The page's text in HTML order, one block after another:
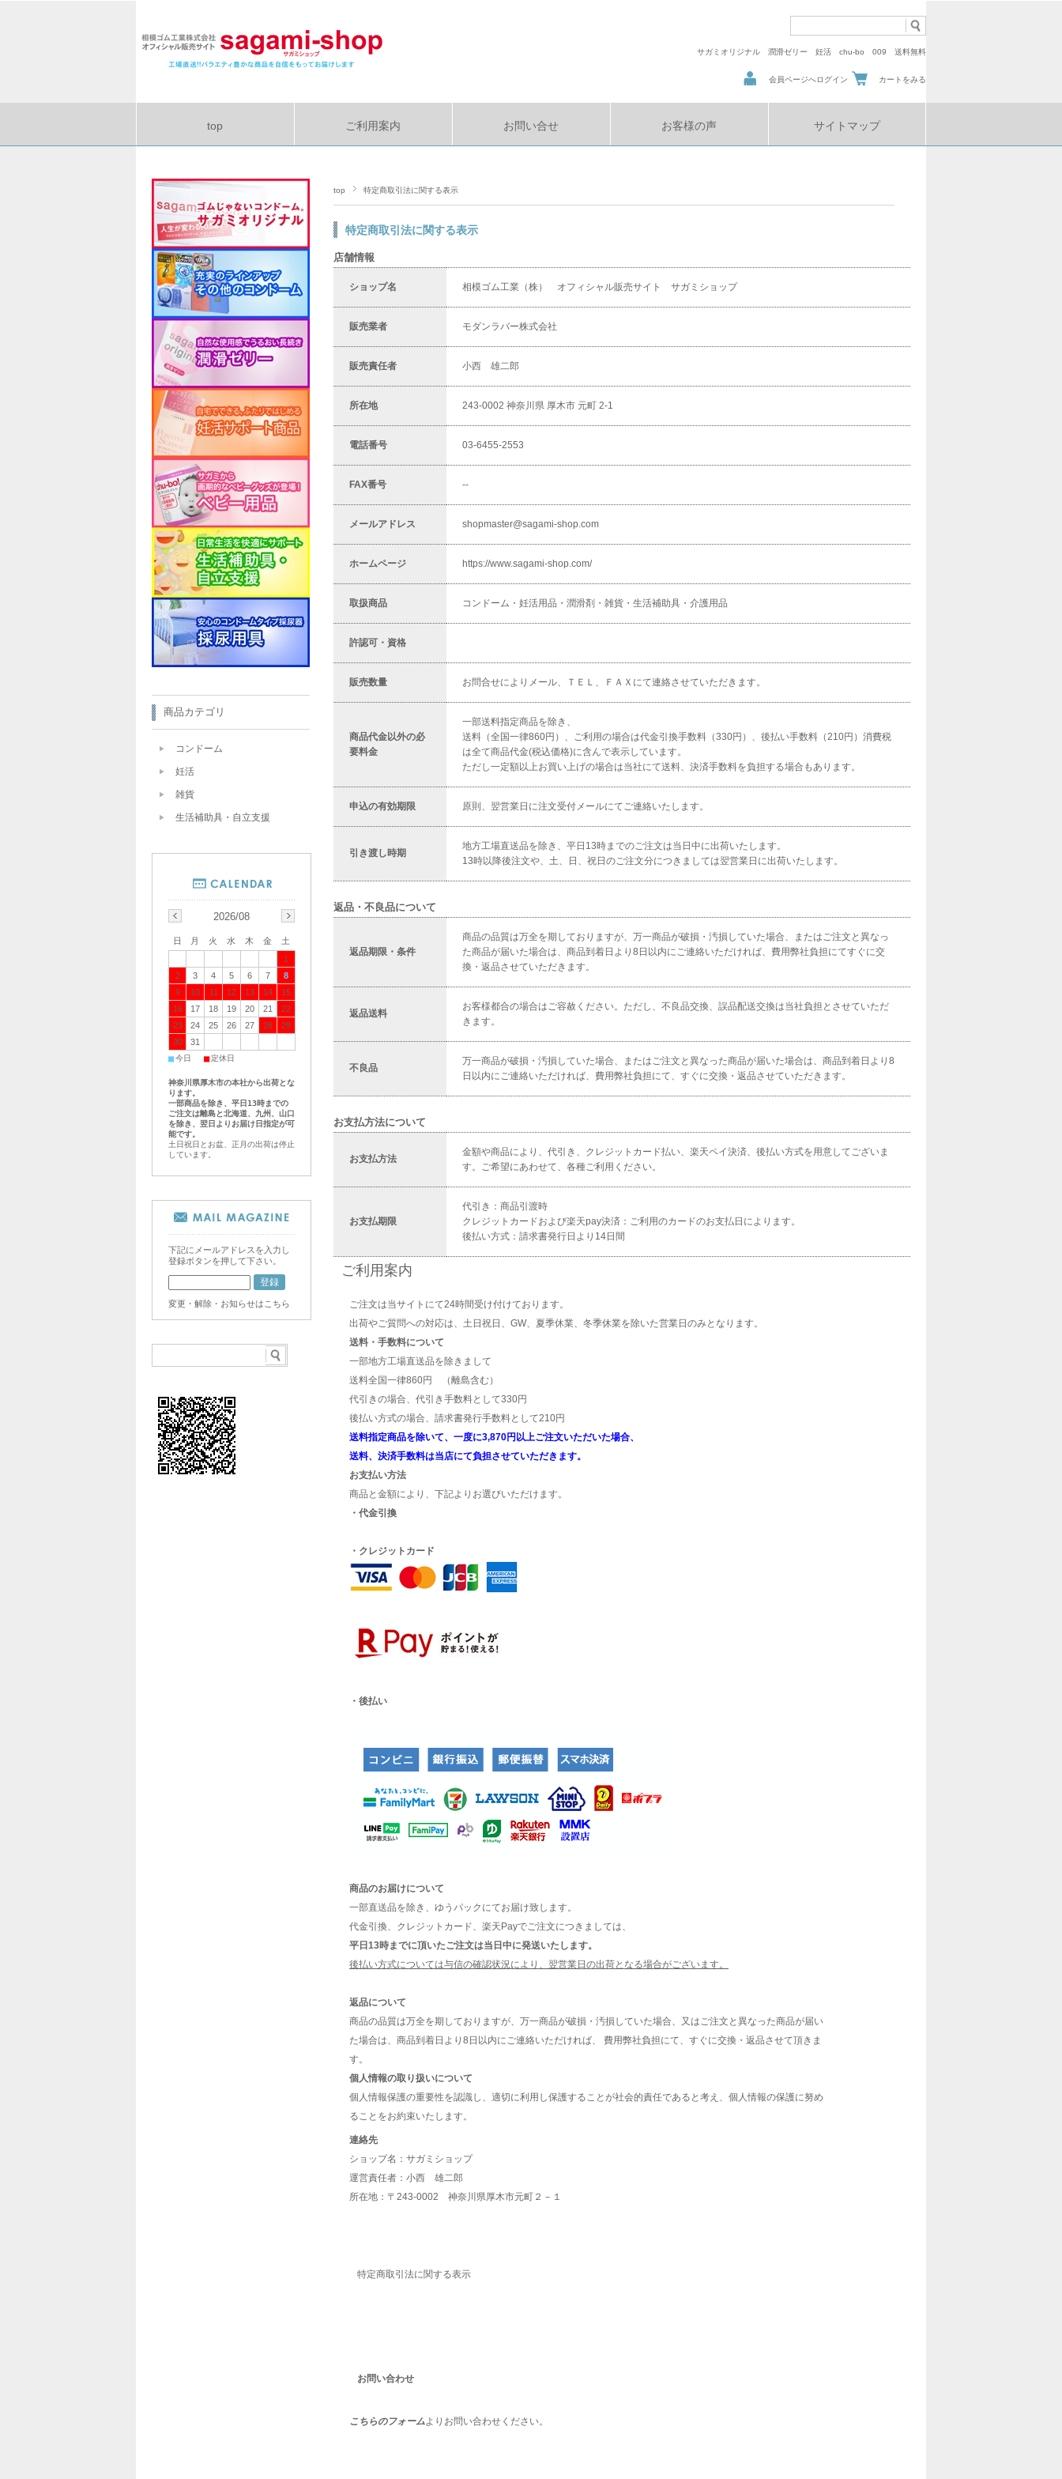
サガミオリジナル 潤滑ゼリー 妊活 chu-bo 009 送料無料
会員ページへログイン カートをみる
top ご利用案内 お問い合せ お客様の声 サイトマップ
top 特定商取引法に関する表示
特定商取引法に関する表示
店舗情報
ショップ名 相模ゴム工業（株） オフィシャル販売サイト サガミショップ
販売業者 モダンラバー株式会社
販売責任者 小西 雄二郎
所在地 243-0002 神奈川県 厚木市 元町 2-1
電話番号 03-6455-2553
FAX番号 --
メールアドレス shopmaster@sagami-shop.com
ホームページ https://www.sagami-shop.com/
取扱商品 コンドーム・妊活用品・潤滑剤・雑貨・生活補助具・介護用品
許認可・資格
販売数量 お問合せによりメール、ＴＥＬ、ＦＡＸにて連絡させていただきます。
商品代金以外の必
要料金
一部送料指定商品を除き、
送料（全国一律860円）、ご利用の場合は代金引換手数料（330円）、後払い手数料（210円）消費税
は全て商品代金(税込価格)に含んで表示しています。
ただし一定額以上お買い上げの場合は当社にて送料、決済手数料を負担する場合もあります。
申込の有効期限 原則、翌営業日に注文受付メールにてご連絡いたします。
引き渡し時期
地方工場直送品を除き、平日13時までのご注文は当日中に出荷いたします。
13時以降後注文や、土、日、祝日のご注文分につきましては翌営業日に出荷いたします。
返品・不良品について
返品期限・条件
商品の品質は万全を期しておりますが、万一商品が破損・汚損していた場合、またはご注文と異なっ
た商品が届いた場合は、商品到着日より8日以内にご連絡いただければ、費用弊社負担にてすぐに交
換・返品させていただきます。
返品送料
お客様都合の場合はご容赦ください。ただし、不良品交換、誤品配送交換は当社負担とさせていただ
きます。
不良品
万一商品が破損・汚損していた場合、またはご注文と異なった商品が届いた場合は、商品到着日より8
日以内にご連絡いただければ、費用弊社負担にて、すぐに交換・返品させていただきます。
お支払方法について
お支払方法
金額や商品により、代引き、クレジットカード払い、楽天ペイ決済、後払い方式を用意してございま
す。ご希望にあわせて、各種ご利用ください。
お支払期限
代引き：商品引渡時
クレジットカードおよび楽天pay決済：ご利用のカードのお支払日によります。
後払い方式：請求書発行日より14日間
ご利用案内
ご注文は当サイトにて24時間受け付けております。
出荷やご質問への対応は、土日祝日、GW、夏季休業、冬季休業を除いた営業日のみとなります。
送料・手数料について
一部地方工場直送品を除きまして
送料全国一律860円 （離島含む）
代引きの場合、代引き手数料として330円
後払い方式の場合、請求書発行手数料として210円
送料指定商品を除いて、一度に3,870円以上ご注文いただいた場合、
送料、決済手数料は当店にて負担させていただきます。
お支払い方法
商品と金額により、下記よりお選びいただけます。
・代金引換
・クレジットカード
・後払い
商品のお届けについて
一部直送品を除き、ゆうパックにてお届け致します。
代金引換、クレジットカード、楽天Payでご注文につきましては、
平日13時までに頂いたご注文は当日中に発送いたします。
後払い方式については与信の確認状況により、翌営業日の出荷となる場合がございます。
返品について
商品の品質は万全を期しておりますが、万一商品が破損・汚損していた場合、又はご注文と異なった商品が届い
た場合は、商品到着日より8日以内にご連絡いただければ、 費用弊社負担にて、すぐに交換・返品させて頂きま
す。
個人情報の取り扱いについて
個人情報保護の重要性を認識し、適切に利用し保護することが社会的責任であると考え、個人情報の保護に努め
ることをお約束いたします。
連絡先
ショップ名：サガミショップ
運営責任者：小西 雄二郎
所在地：〒243-0002 神奈川県厚木市元町２－１
特定商取引法に関する表示
お問い合わせ
こちらのフォームよりお問い合わせください。
商品カテゴリ
コンドーム
妊活
雑貨
生活補助具・自立支援
2026/08
日 月 火 水 木 金
土
1
2
3 4 5 6 7
8
9
10 11 12 13 14
15
16
17 18 19 20 21
22
23
24 25 26 27 28
29
30
31
■今日 ■定休日
神奈川県厚木市の本社から出荷とな
ります。
一部商品を除き、平日13時までの
ご注文は離島と北海道、九州、山口
を除き、翌日よりお届け日指定が可
能です。
土日祝日とお盆、正月の出荷は停止
しています。
下記にメールアドレスを入力し
登録ボタンを押して下さい。
変更・解除・お知らせはこちら